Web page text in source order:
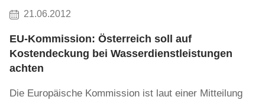
21.06.2012
EU-Kommission: Österreich soll auf
Kostendeckung bei Wasserdienstleistungen
achten
Die Europäische Kommission ist laut einer Mitteilung